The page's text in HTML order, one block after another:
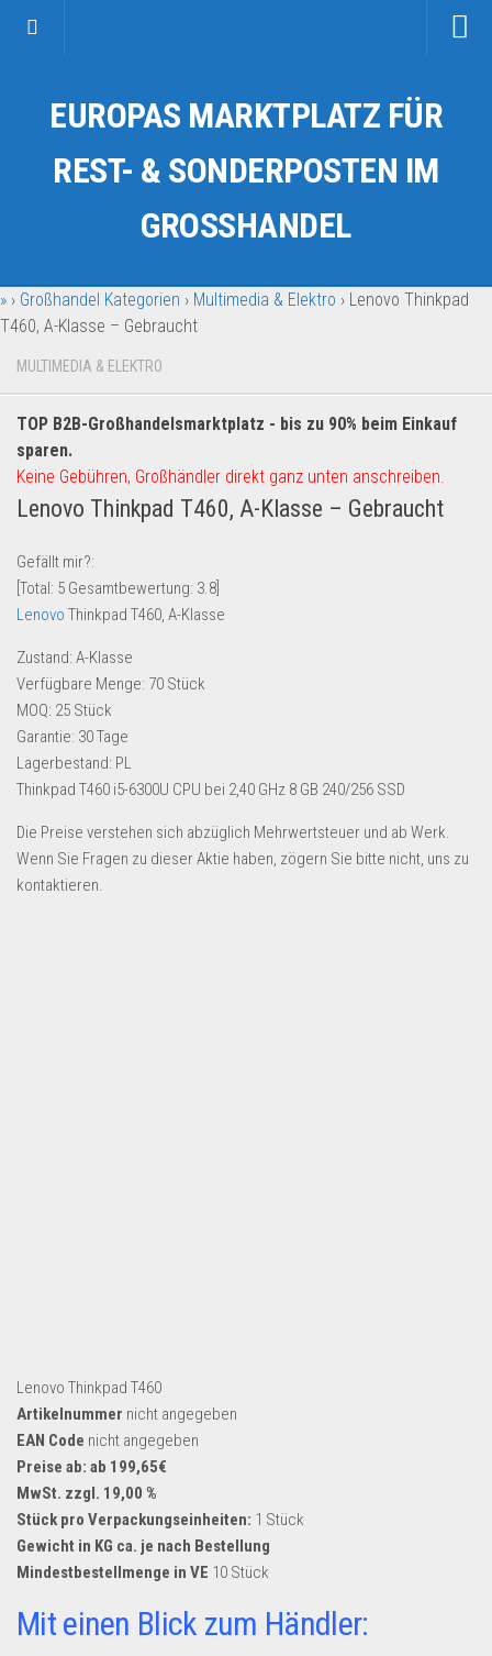
Kategorien
Auto & Motorrad
Fahrzeuge & Transport
Garten & Werkzeug
Geschäft, Büro & Schreibwaren
Geschenkartikel
Handy und Smartphone
Kosmetik & Pflege
Lebensmittel & Getränke
Multimedia & Elektro
Münzen
Spielzeug & Games
Schuhe & Accessoires
Sport & Freizeit
Uhren & Schmuck
Wohnen & Einrichten
Restposten für Privatpersonen
eBay Restposten kaufen
EUROPAS MARKTPLATZ FÜR
REST- & SONDERPOSTEN IM
GROSSHANDEL
» › Großhandel Kategorien › Multimedia & Elektro › Lenovo Thinkpad
T460, A-Klasse – Gebraucht
MULTIMEDIA & ELEKTRO
TOP B2B-Großhandelsmarktplatz - bis zu 90% beim Einkauf
sparen.
Keine Gebühren, Großhändler direkt ganz unten anschreiben.
Lenovo Thinkpad T460, A-Klasse – Gebraucht
Gefällt mir?:
[Total: 5 Gesamtbewertung: 3.8
Lenovo Thinkpad T460, A-Klasse
Zustand: A-Klasse
Verfügbare Menge: 70 Stück
MOQ: 25 Stück
Garantie: 30 Tage
Lagerbestand: PL
Thinkpad T460 i5-6300U CPU bei 2,40 GHz 8 GB 240/256 SSD
Die Preise verstehen sich abzüglich Mehrwertsteuer und ab Werk.
Wenn Sie Fragen zu dieser Aktie haben, zögern Sie bitte nicht, uns zu
kontaktieren.
Lenovo Thinkpad T460
Artikelnummer nicht angegeben
EAN Code nicht angegeben
Preise ab: ab 199,65€
MwSt. zzgl. 19,00 %
Stück pro Verpackungseinheiten: 1 Stück
Gewicht in KG ca. je nach Bestellung
Mindestbestellmenge in VE 10 Stück
Mit einen Blick zum Händler: